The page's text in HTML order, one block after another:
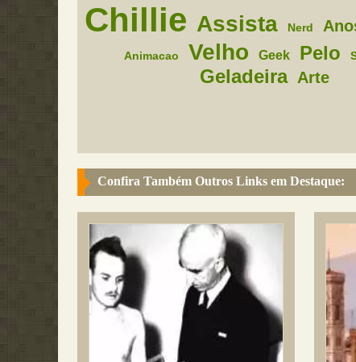
Chillie Assista Nerd
Animacao Velho Geek Pelo
Geladeira Arte
Confira Também Outros Links em Destaque: